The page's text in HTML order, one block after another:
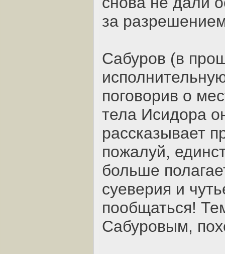
за
Сабуров (в
поговорив о
тела Исидора
рассказывает
пожалуй,
больше
суеверия и
пообщаться!
Сабуровым,